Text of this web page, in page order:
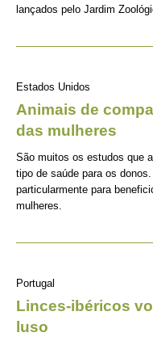
lançados pelo Jardim
Estados Unidos
Animais de
das mulheres
São muitos os estudos que
tipo de saúde para os
particularmente para
mulheres.
Portugal
Linces-ibéricos
luso